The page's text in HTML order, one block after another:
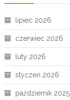
lipiec 2026
czerwiec 2026
luty 2026
styczeń 2026
październik 2025